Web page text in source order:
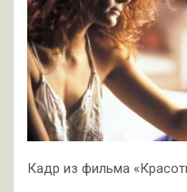
Кадр из фильма